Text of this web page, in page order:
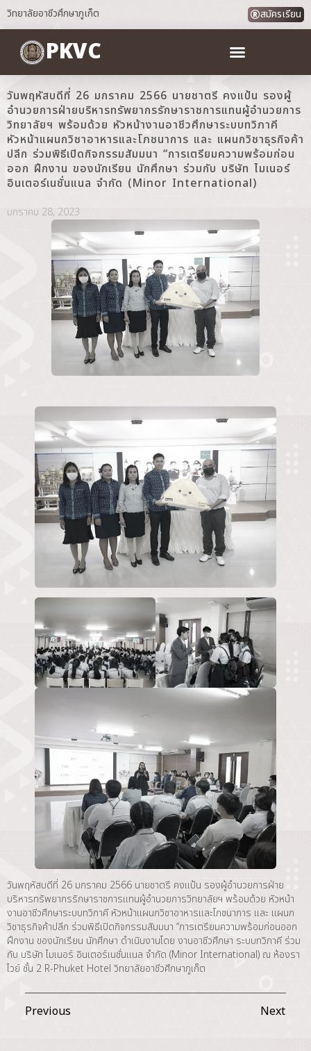
วิทยาลัยอาชีวศึกษาภูเก็ต สมัครเรียน
PKVC
วันพฤหัสบดีที่ 26 มกราคม 2566 นายชาตรี คงแป้น รองผู้
อำนวยการฝ่ายบริหารทรัพยากรรักษาราชการแทนผู้อำนวยการ
วิทยาลัยฯ พร้อมด้วย หัวหน้างานอาชีวศึกษาระบบทวิภาคี
หัวหน้าแผนกวิชาอาหารและโภชนาการ และ แผนกวิชาธุรกิจค้า
ปลีก ร่วมพิธีเปิดกิจกรรมสัมมนา “การเตรียมความพร้อมก่อน
ออก ฝึกงาน ของนักเรียน นักศึกษา ร่วมกับ บริษัท ไมเนอร์
อินเตอร์เนชั่นแนล จำกัด (Minor International)
มกราคม 28, 2023
วันพฤหัสบดีที่ 26 มกราคม 2566 นายชาตรี คงแป้น รองผู้อำนวยการฝ่าย
บริหารทรัพยากรรักษาราชการแทนผู้อำนวยการวิทยาลัยฯ พร้อมด้วย หัวหน้า
งานอาชีวศึกษาระบบทวิภาคี หัวหน้าแผนกวิชาอาหารและโภชนาการ และ แผนก
วิชาธุรกิจค้าปลีก ร่วมพิธีเปิดกิจกรรมสัมมนา “การเตรียมความพร้อมก่อนออก
ฝึกงาน ของนักเรียน นักศึกษา ดำเนินงานโดย งานอาชีวศึกษา ระบบทวิภาคี ร่วม
กับ บริษัท ไมเนอร์ อินเตอร์เนชั่นแนล จำกัด (Minor International) ณ ห้องรา
ไวย์ ชั้น 2 R-Phuket Hotel วิทยาลัยอาชีวศึกษาภูเก็ต
Previous Next